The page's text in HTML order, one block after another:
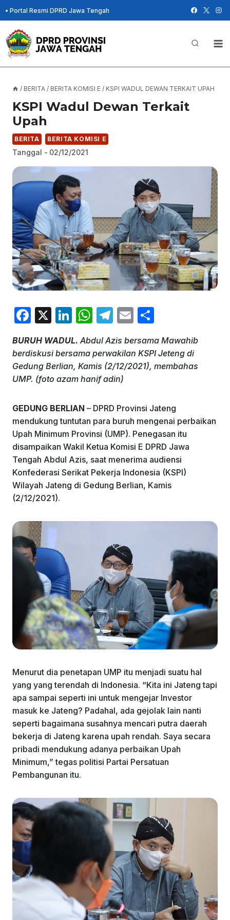
Skip
to
content
• Portal Resmi DPRD Jawa Tengah
/ BERITA / BERITA KOMISI E / KSPI WADUL DEWAN TERKAIT UPAH
KSPI Wadul Dewan Terkait
Upah
BERITA BERITA KOMISI E
Tanggal - 02/12/2021
F
c
e
b
o
k
X
Li
k
e
dI
W
at
s
A
p
T
e
gr
a
E
ai
l
ar
e
BURUH WADUL. Abdul Azis bersama Mawahib
berdiskusi bersama perwakilan KSPI Jeteng di
Gedung Berlian, Kamis (2/12/2021), membahas
UMP. (foto azam hanif adin)
GEDUNG BERLIAN – DPRD Provinsi Jateng
mendukung tuntutan para buruh mengenai perbaikan
Upah Minimum Provinsi (UMP). Penegasan itu
disampaikan Wakil Ketua Komisi E DPRD Jawa
Tengah Abdul Azis, saat menerima audiensi
Konfederasi Serikat Pekerja Indonesia (KSPI)
Wilayah Jateng di Gedung Berlian, Kamis
(2/12/2021).
Menurut dia penetapan UMP itu menjadi suatu hal
yang yang terendah di Indonesia. “Kita ini Jateng tapi
apa sampai seperti ini untuk mengejar Investor
masuk ke Jateng? Padahal, ada gejolak lain nanti
seperti bagaimana susahnya mencari putra daerah
bekerja di Jateng karena upah rendah. Saya secara
pribadi mendukung adanya perbaikan Upah
Minimum,” tegas politisi Partai Persatuan
Pembangunan itu.